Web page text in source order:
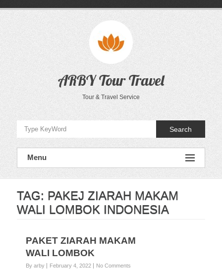
ARBY Tour Travel
Tour & Travel Service
Search
Menu
TAG: PAKEJ ZIARAH MAKAM
WALI LOMBOK INDONESIA
PAKET ZIARAH MAKAM
WALI LOMBOK
By arby February 4, 2022 No Comments